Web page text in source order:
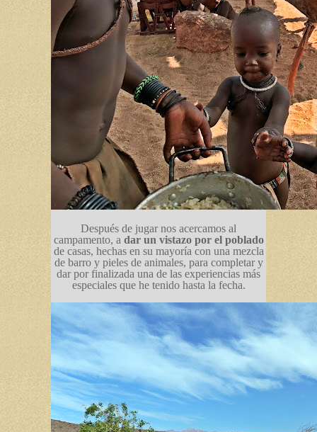
Después de jugar nos acercamos al
campamento, a dar un vistazo por el poblado
de casas, hechas en su mayoría con una mezcla
de barro y pieles de animales, para completar y
dar por finalizada una de las experiencias más
especiales que he tenido hasta la fecha.